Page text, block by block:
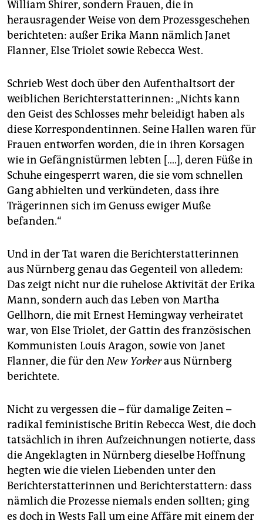
William Shirer, sondern Frauen, die in
herausragender Weise von dem Prozessgeschehen
berichteten: außer Erika Mann nämlich Janet
Flanner, Else Triolet sowie Rebecca West.
Schrieb West doch über den Aufenthaltsort der
weiblichen Bericht­er­stat­terin­nen: „Nichts kann
den Geist des Schlosses mehr beleidigt haben als
diese Korrespondentinnen. Seine Hallen waren für
Frauen entworfen worden, die in ihren Korsagen
wie in Gefängnistürmen lebten [….], deren Füße in
Schuhe eingesperrt waren, die sie vom schnellen
Gang abhielten und verkündeten, dass ihre
Trägerinnen sich im Genuss ewiger Muße
befanden.“
Und in der Tat waren die Berichterstatterinnen
aus Nürnberg genau das Gegenteil von alledem:
Das zeigt nicht nur die ruhelose Aktivität der Erika
Mann, sondern auch das Leben von Martha
Gellhorn, die mit Ernest Hemingway verheiratet
war, von Else Triolet, der Gattin des französischen
Kommunisten Louis Aragon, sowie von Janet
Flanner, die für denNew Yorkeraus Nürnberg
berichtete.
Nicht zu vergessen die – für damalige Zeiten –
radikal feministische Britin Rebecca West, die doch
tatsächlich in ihren Aufzeichnungen notierte, dass
die Angeklagten in Nürnberg dieselbe Hoffnung
hegten wie die vielen Liebenden unter den
Berichterstatterinnen und Berichterstattern: dass
nämlich die Prozesse niemals enden sollten; ging
es doch in Wests Fall um eine Affäre mit einem der